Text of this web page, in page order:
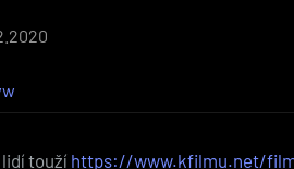
lidí touží https://www.kfilmu.net/